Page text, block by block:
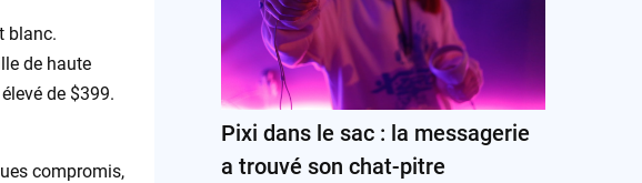
blanc.
de haute
de $399.
compromis,
Pixi dans le sac : la messagerie
a trouvé son chat-pitre